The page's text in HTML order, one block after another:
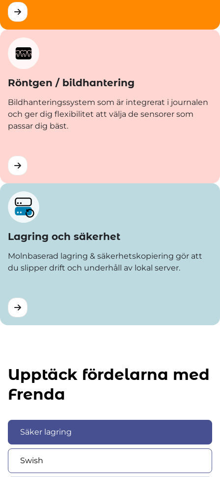
Röntgen / bildhantering
Bildhanteringssystem som är integrerat i journalen
och ger dig flexibilitet att välja de sensorer som
passar dig bäst.
Lagring och säkerhet
Molnbaserad lagring & säkerhetskopiering gör att
du slipper drift och underhåll av lokal server.
Upptäck fördelarna med
Frenda
Säker lagring
Swish